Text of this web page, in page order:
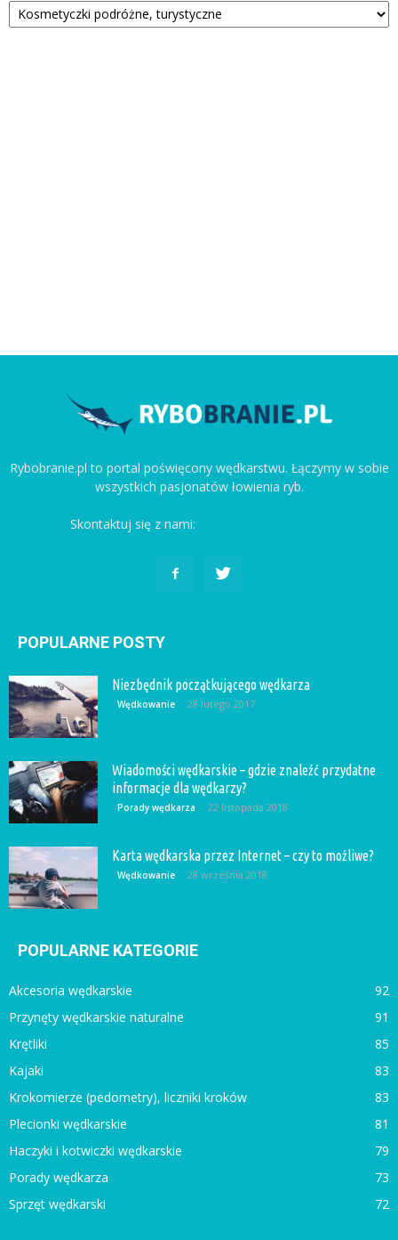
Rybobranie.pl to portal poświęcony wędkarstwu. Łączymy w sobie
wszystkich pasjonatów łowienia ryb.
Skontaktuj się z nami:
POPULARNE POSTY
Niezbędnik początkującego wędkarza
Wędkowanie 28 lutego 2017
Wiadomości wędkarskie – gdzie znaleźć przydatne
informacje dla wędkarzy?
Porady wędkarza 22 listopada 2018
Karta wędkarska przez Internet – czy to możliwe?
Wędkowanie 28 września 2018
POPULARNE KATEGORIE
Akcesoria wędkarskie
92
Przynęty wędkarskie naturalne
91
Krętliki
85
Kajaki
83
Krokomierze (pedometry), liczniki kroków
83
Plecionki wędkarskie
81
Haczyki i kotwiczki wędkarskie
79
Porady wędkarza
73
Sprzęt wędkarski
72